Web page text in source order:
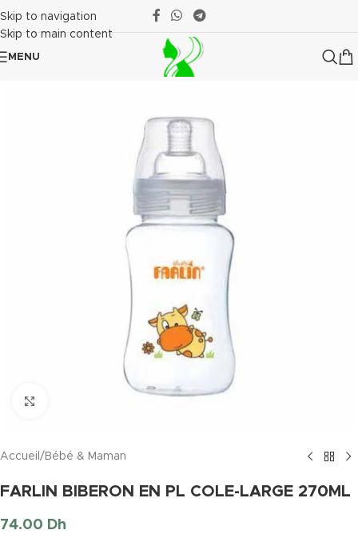
Skip to navigation
Skip to main content
MENU
Accueil / Bébé & Maman
FARLIN BIBERON EN PL COLE-LARGE 270ML
74.00 Dh